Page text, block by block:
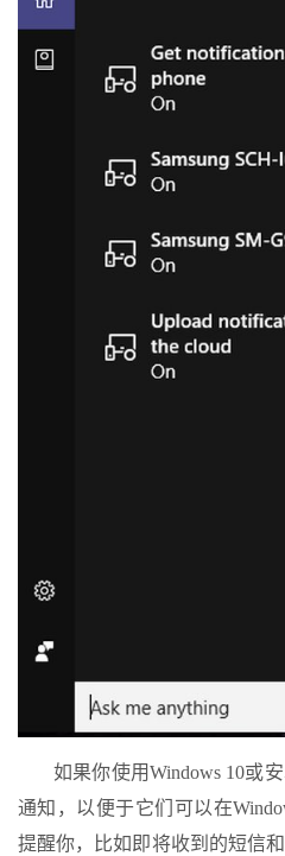
如果你使用Windows 10或
通知，以便于它们可以在
提醒你，比如即将收到的短信